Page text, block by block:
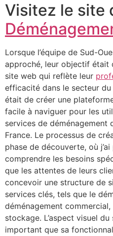
Visitez le site
Lorsque l’équipe de Sud-
approché, leur objectif était
site web qui reflète leur
efficacité dans le secteur
était de créer une
facile à naviguer pour les
services de déménagement
France. Le processus de
phase de découverte, où
comprendre les besoins
que les attentes de leurs
concevoir une structure de
services clés, tels que le
déménagement
stockage. L’aspect visuel
important que sa